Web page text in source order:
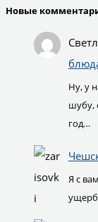
Новые
Ну, у
шубу,
год…
Я с